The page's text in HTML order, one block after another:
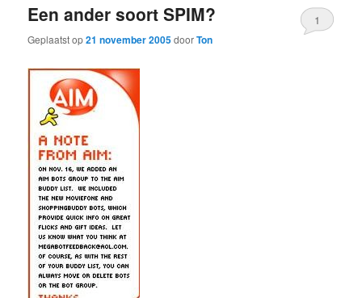
Een ander soort SPIM?
Geplaatst op21 november 2005doorTon
1